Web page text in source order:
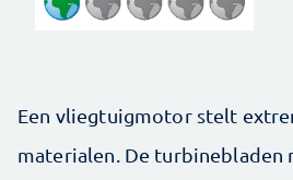
Een vliegtuigmotor stelt
materialen. De turbinebladen